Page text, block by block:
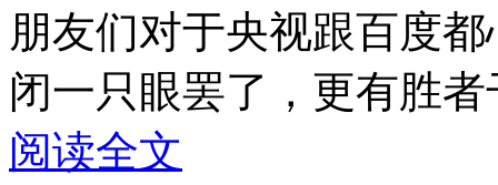
朋友们对于央视跟百度
闭一只眼罢了，更有胜
阅读全文